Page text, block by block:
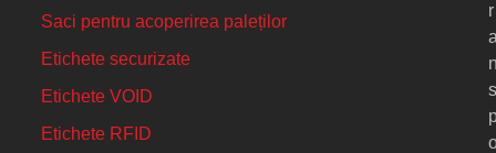
Saci pentru acoperirea paleților
Etichete securizate
Etichete VOID
Etichete RFID
r
s